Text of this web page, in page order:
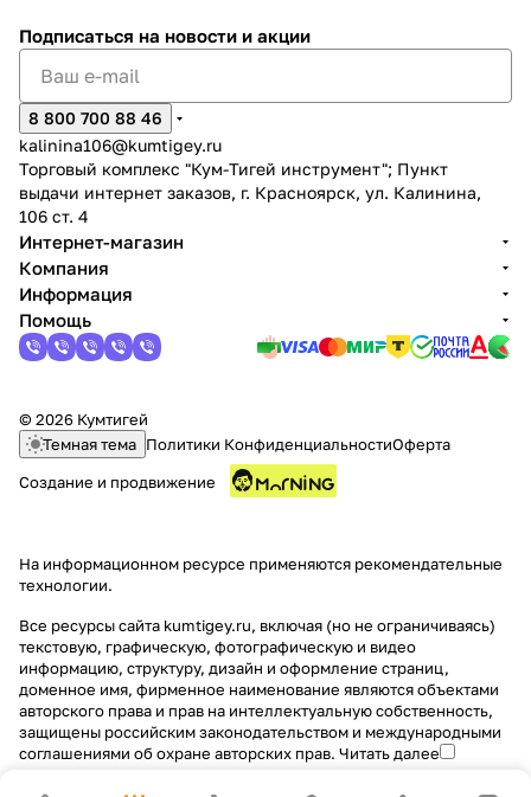
Подписаться на новости и акции
8 800 700 88 46
kalinina106@kumtigey.ru
Торговый комплекс "Кум-Тигей инструмент"; Пункт
выдачи интернет заказов, г. Красноярск, ул. Калинина,
106 ст. 4
Интернет-магазин
Компания
Информация
Помощь
© 2026 Кумтигей
Темная тема Политики КонфиденциальностиОферта
Создание и продвижение
На информационном ресурсе применяются рекомендательные
технологии.
Все ресурсы сайта kumtigey.ru, включая (но не ограничиваясь)
текстовую, графическую, фотографическую и видео
информацию, структуру, дизайн и оформление страниц,
доменное имя, фирменное наименование являются объектами
авторского права и прав на интеллектуальную собственность,
защищены российским законодательством и международными
соглашениями об охране авторских прав. Читать далее